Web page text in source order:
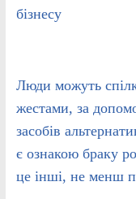
бізнесу
Люди можуть
жестами, за
засобів
є ознакою браку
це інші, не менш